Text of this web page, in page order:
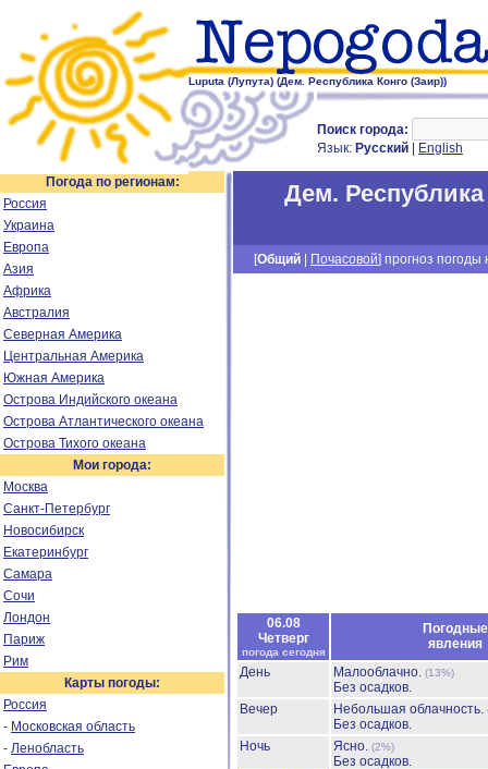
Luputa (Лупута) (Дем. Республика Конго (Заир))
Поиск города:
Язык: Русский English
Погода по регионам:
Россия
Украина
Европа
Азия
Африка
Австралия
Северная Америка
Центральная Америка
Южная Америка
Острова Индийского океана
Острова Атлантического океана
Острова Тихого океана
Мои города:
Москва
Санкт-Петербург
Новосибирск
Екатеринбург
Самара
Сочи
Лондон
Париж
Рим
Карты погоды:
Россия
- Московская область
- Ленобласть
Дем.
[Общий Почасовой] прогноз погоды
06.08
Четверг
погода сегодня
Погодные
явления
День
Малооблачно. (13%)
Без осадков.
Вечер
Небольшая облачность.
Без осадков.
Ночь
Ясно. (2%)
Без осадков.